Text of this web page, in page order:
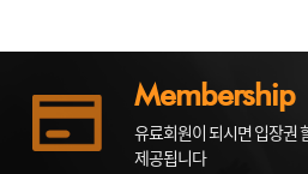
Membership
유료회원이 되시면 입장권
제공됩니다